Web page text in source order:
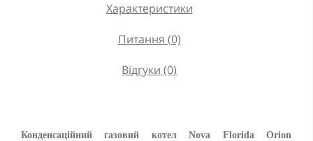
Характеристики
Питання (0)
Відгуки (0)
Конденсаційний газовий котел Nova Florida Orion